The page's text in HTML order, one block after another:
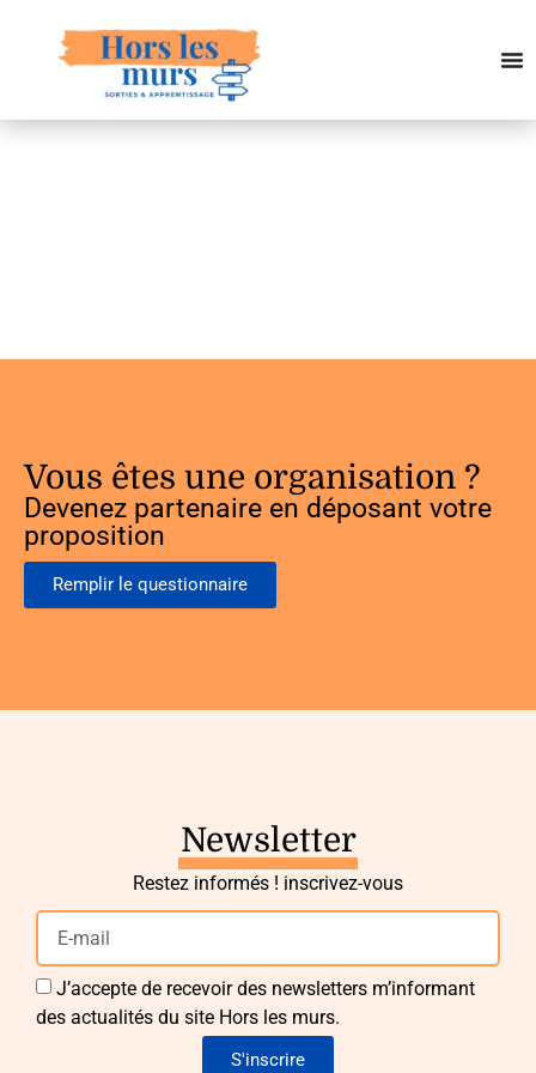
Vous êtes une organisation ?
Devenez partenaire en déposant votre
proposition
Remplir le questionnaire
Newsletter
Restez informés ! inscrivez-vous
J’accepte de recevoir des newsletters m’informant
des actualités du site Hors les murs.
S'inscrire